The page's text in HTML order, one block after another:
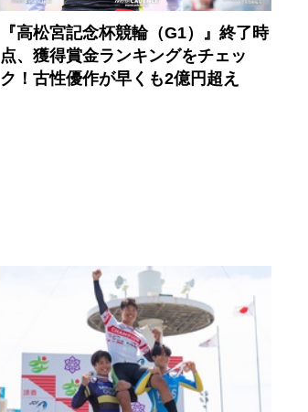
『高松宮記念杯競輪（G1）』終了時
点、獲得賞金ランキングをチェッ
ク！古性優作が早くも2億円超え